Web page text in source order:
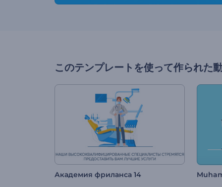
このテンプレートを使って作られた
Академия фриланса 14